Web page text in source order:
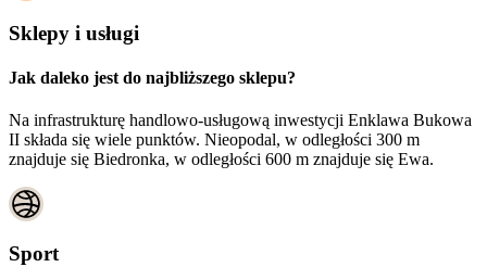
Sklepy i usługi
Jak daleko jest do najbliższego sklepu?
Na infrastrukturę handlowo-usługową inwestycji Enklawa Bukowa
II składa się wiele punktów. Nieopodal, w odległości 300 m
znajduje się Biedronka, w odległości 600 m znajduje się Ewa.
Sport